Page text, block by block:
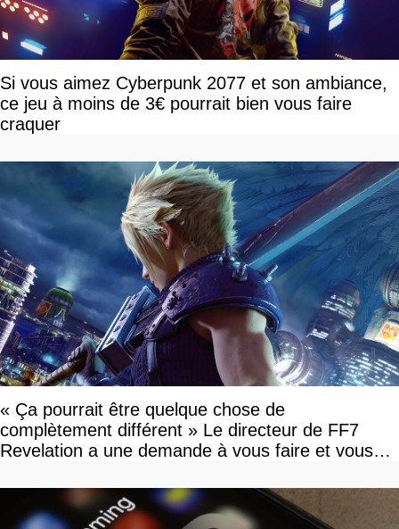
Si vous aimez Cyberpunk 2077 et son ambiance,
ce jeu à moins de 3€ pourrait bien vous faire
craquer
« Ça pourrait être quelque chose de
complètement différent » Le directeur de FF7
Revelation a une demande à vous faire et vous